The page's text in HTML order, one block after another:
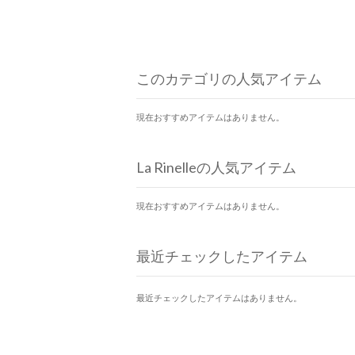
このカテゴリの人気アイテム
現在おすすめアイテムはありません。
La Rinelleの人気アイテム
現在おすすめアイテムはありません。
最近チェックしたアイテム
最近チェックしたアイテムはありません。